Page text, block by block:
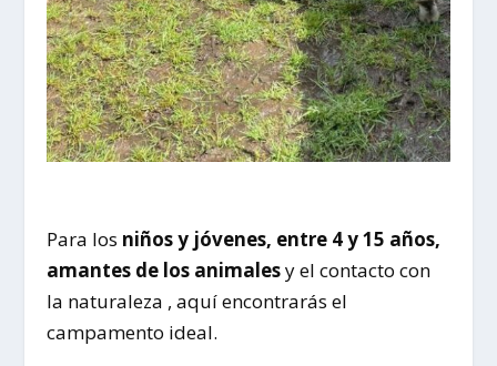
Para los niños y jóvenes, entre 4 y 15 años,
amantes de los animalesy el contacto con
la naturaleza , aquí encontrarás el
campamento ideal.